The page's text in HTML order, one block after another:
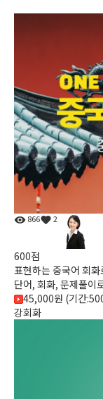
866 2
600점
표현하는 중국어 회
단어, 회화, 문제풀이
쉽게 배우는 말하기 중
45,000원 (기간
강회화